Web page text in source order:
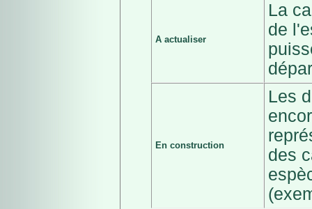
A actualiser
La
de
En construction
Les
des